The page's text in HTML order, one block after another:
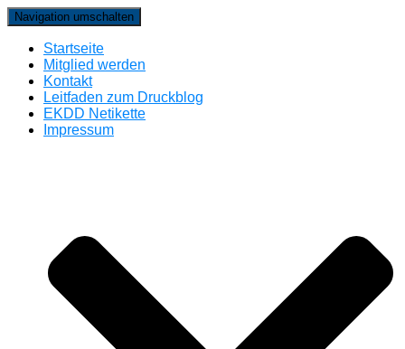
Navigation umschalten
Startseite
Mitglied werden
Kontakt
Leitfaden zum Druckblog
EKDD Netikette
Impressum